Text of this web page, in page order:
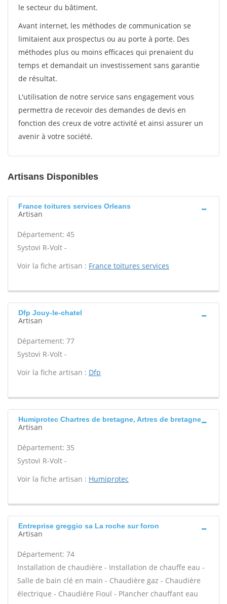
le secteur du bâtiment.
Avant internet, les méthodes de communication se
limitaient aux prospectus ou au porte à porte. Des
méthodes plus ou moins efficaces qui prenaient du
temps et demandait un investissement sans garantie
de résultat.
L'utilisation de notre service sans engagement vous
permettra de recevoir des demandes de devis en
fonction des creux de votre activité et ainsi assurer un
avenir à votre société.
Artisans Disponibles
France toitures services Orleans
Artisan
Département: 45
Systovi R-Volt -
Voir la fiche artisan : France toitures services
Dfp Jouy-le-chatel
Artisan
Département: 77
Systovi R-Volt -
Voir la fiche artisan : Dfp
Humiprotec Chartres de bretagne, Artres de bretagne
Artisan
Département: 35
Systovi R-Volt -
Voir la fiche artisan : Humiprotec
Entreprise greggio sa La roche sur foron
Artisan
Département: 74
Installation de chaudière - Installation de chauffe eau -
Salle de bain clé en main - Chaudière gaz - Chaudière
électrique - Chaudière Fioul - Plancher chauffant eau